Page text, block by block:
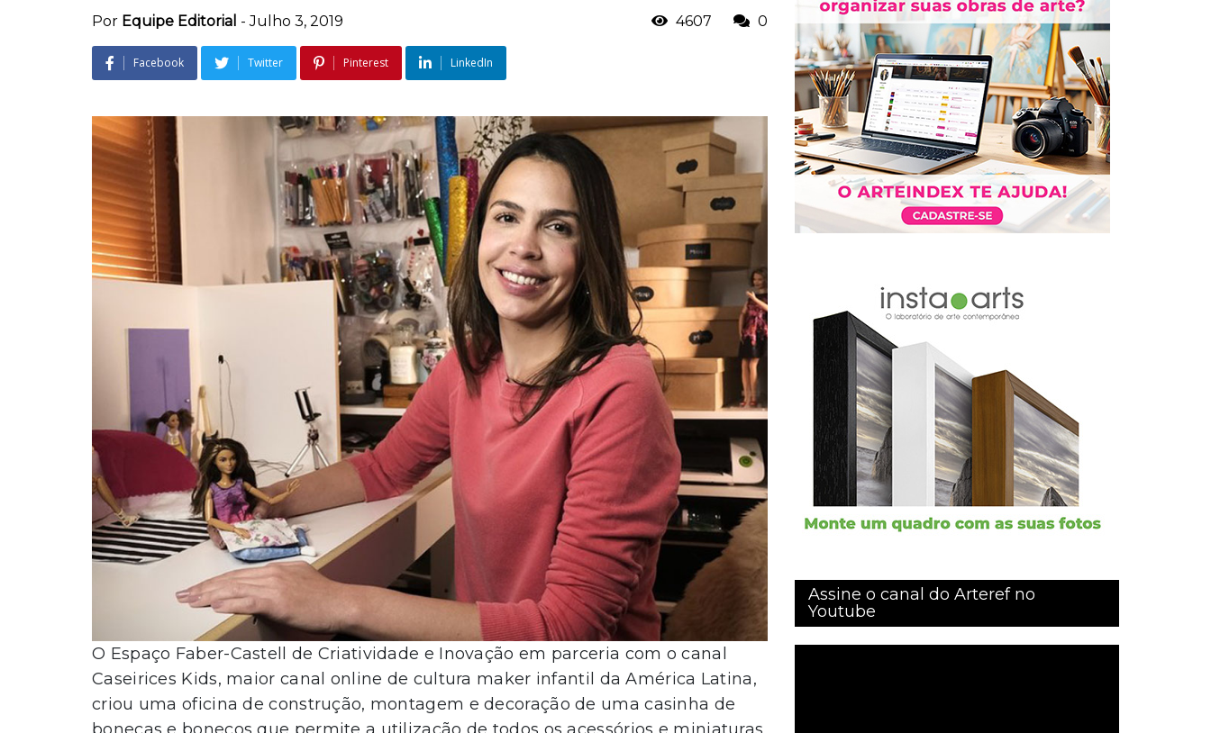
Por Equipe Editorial -Julho 3, 2019 4607 0
Facebook Twitter Pinterest LinkedIn
O Espaço Faber-Castell de Criatividade e Inovação em parceria com o canal
Caseirices Kids, maior canal online de cultura maker infantil da América Latina,
criou uma oficina de construção, montagem e decoração de uma casinha de
Assine o canal do Arteref no
Youtube